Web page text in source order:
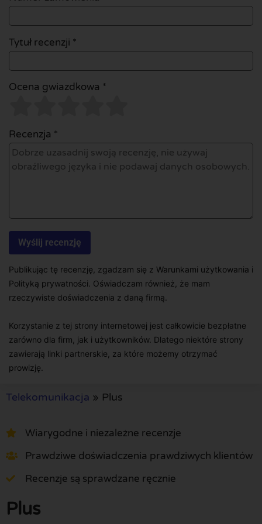
Tytuł recenzji *
Ocena gwiazdkowa *
Recenzja *
Publikując tę recenzję, zgadzam się z Warunkami użytkowania i
Polityką prywatności. Oświadczam również, że mam
rzeczywiste doświadczenia z daną firmą.
Korzystanie z tej strony internetowej jest całkowicie bezpłatne
zarówno dla firm, jak i użytkowników. Dlatego niektóre strony
zawierają linki partnerskie, za które możemy otrzymać
prowizję.
Telekomunikacja » Plus
Wiarygodne i niezależne recenzje
Prawdziwe doświadczenia prawdziwych klientów
Recenzje są sprawdzane ręcznie
Plus